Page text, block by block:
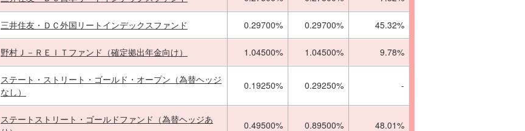
三井住友・ＤＣ外国リートインデックスファンド 0.29700% 0.29700% 45.32%
野村Ｊ－ＲＥＩＴファンド（確定拠出年金向け） 1.04500% 1.04500% 9.78%
ステート・ストリート・ゴールド・オープン（為替ヘッジ
なし）
0.19250% 0.29250% -
ステートストリート・ゴールドファンド（為替ヘッジあ
0.49500% 0.89500% 48.01%